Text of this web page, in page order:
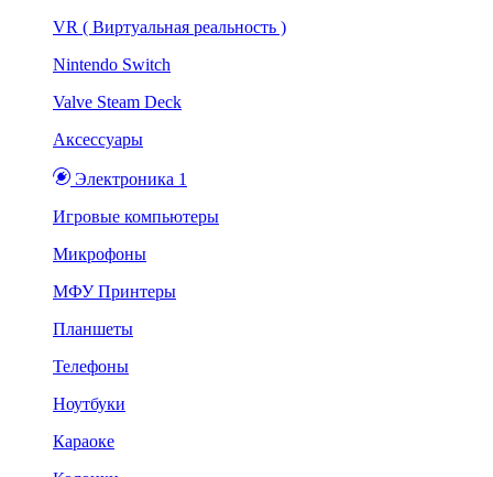
VR ( Виртуальная реальность )
Nintendo Switch
Valve Steam Deck
Аксессуары
Электроника 1
Игровые компьютеры
Микрофоны
МФУ Принтеры
Планшеты
Телефоны
Ноутбуки
Караоке